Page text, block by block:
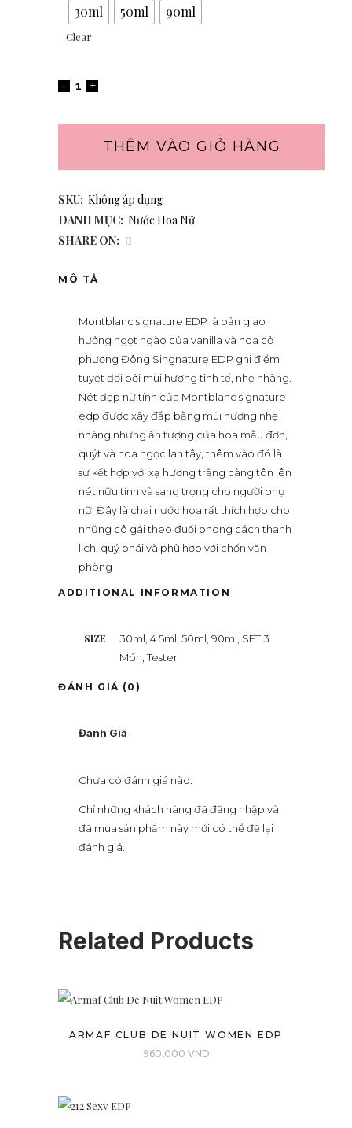
30ml 50ml 90ml
Clear
THÊM VÀO GIỎ HÀNG
SKU: Không áp dụng
DANH MỤC: Nước Hoa Nữ
SHARE ON:
MÔ TẢ
Montblanc signature EDP là bản giao
hưởng ngọt ngào của vanilla và hoa cỏ
phương Đông Singnature EDP ghi điểm
tuyệt đối bởi mùi hương tinh tế, nhẹ nhàng.
Nét đẹp nữ tính của Montblanc signature
edp được xây đắp bằng mùi hương nhẹ
nhàng nhưng ấn tượng của hoa mẫu đơn,
quýt và hoa ngọc lan tây, thêm vào đó là
sự kết hợp với xạ hương trắng càng tôn lên
nét nữu tính và sang trọng cho người phụ
nữ. Đây là chai nước hoa rất thích hợp cho
những cô gái theo đuổi phong cách thanh
lịch, quý phái và phù hợp với chốn văn
phòng
ADDITIONAL INFORMATION
SIZE
30ml, 4.5ml, 50ml, 90ml, SET 3
Món, Tester
ĐÁNH GIÁ (0)
Đánh Giá
Chưa có đánh giá nào.
Chỉ những khách hàng đã đăng nhập và
đã mua sản phẩm này mới có thể để lại
đánh giá.
Related Products
ARMAF CLUB DE NUIT WOMEN EDP
960,000 VND